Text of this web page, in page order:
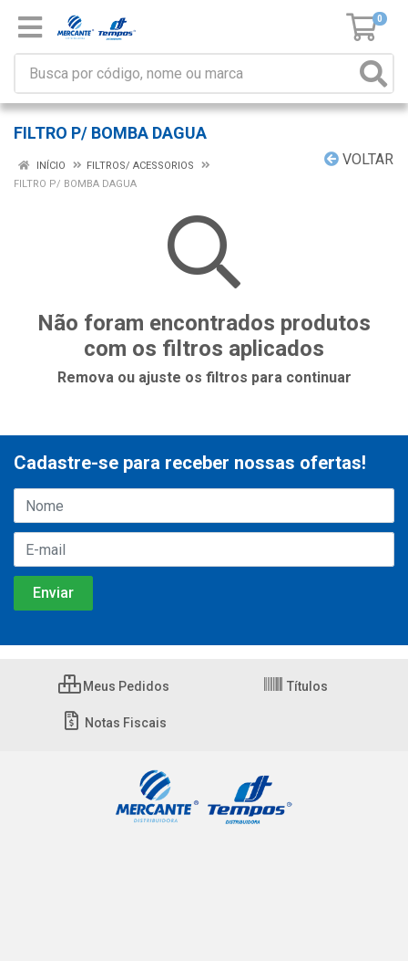
0
FILTRO P/ BOMBA DAGUA
VOLTAR
INÍCIO
FILTROS/ ACESSORIOS
FILTRO P/ BOMBA DAGUA
Não foram encontrados produtos
com os filtros aplicados
Remova ou ajuste os filtros para continuar
Cadastre-se para receber nossas ofertas!
Meus Pedidos Títulos
Notas Fiscais